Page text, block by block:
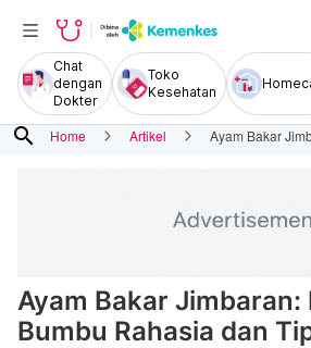
Chat
dengan
Dokter
Toko
Kesehatan
search Home Artikel Ayam Bakar
Ayam Bakar Jimbaran:
Bumbu Rahasia dan